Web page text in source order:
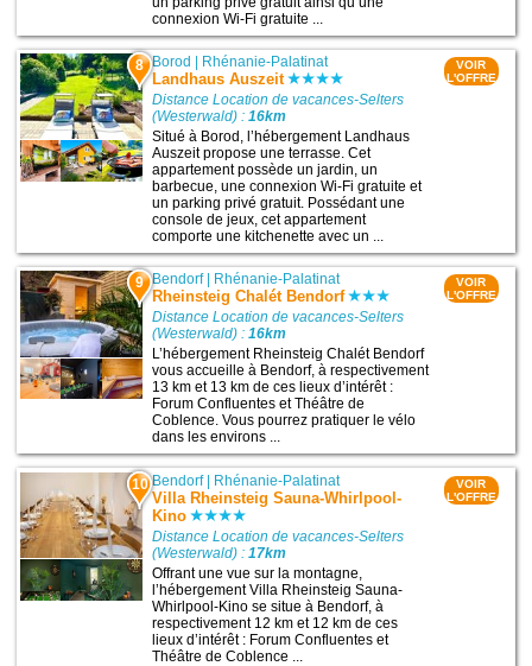
connexion Wi-Fi gratuite ...
8 Borod Rhénanie-Palatinat
Landhaus Auszeit
Distance Location de vacances-Selters
(Westerwald) :16km
Situé à Borod, l’hébergement Landhaus
Auszeit propose une terrasse. Cet
appartement possède un jardin, un
barbecue, une connexion Wi-Fi gratuite et
un parking privé gratuit. Possédant une
console de jeux, cet appartement
comporte une kitchenette avec un ...
VOIR
L'OFFRE
9 Bendorf| Rhénanie-Palatinat
Rheinsteig Chalét Bendorf
Distance Location de vacances-Selters
(Westerwald) :16km
L’hébergement Rheinsteig Chalét Bendorf
vous accueille à Bendorf, à respectivement
13 km et 13 km de ces lieux d’intérêt :
Forum Confluentes et Théâtre de
Coblence. Vous pourrez pratiquer le vélo
dans les environs ...
VOIR
L'OFFRE
10 Bendorf| Rhénanie-Palatinat
Villa Rheinsteig Sauna-Whirlpool-
Kino
Distance Location de vacances-Selters
(Westerwald) :17km
Offrant une vue sur la montagne,
l’hébergement Villa Rheinsteig Sauna-
Whirlpool-Kino se situe à Bendorf, à
respectivement 12 km et 12 km de ces
lieux d’intérêt : Forum Confluentes et
Théâtre de Coblence ...
VOIR
L'OFFRE